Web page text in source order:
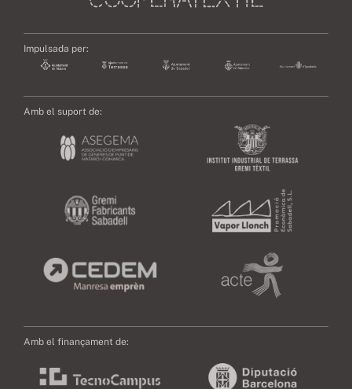
Impulsada per:
Amb el suport de:
Amb el finançament de: